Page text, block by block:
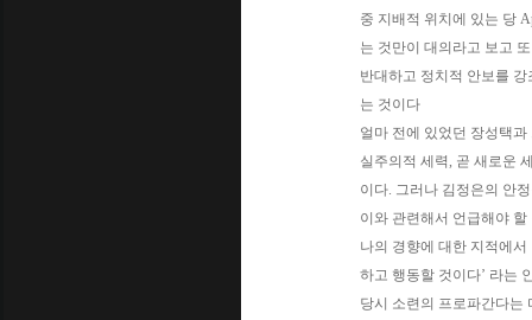
중 지배적 위치에 있는 당
는 것만이 대의라고 보고
반대하고 정치적 안보를
는 것이다
얼마 전에 있었던 장성택
실주의적 세력, 곧 새로운
이다. 그러나 김정은의 안
이와 관련해서 언급해야
나의 경향에 대한 지적에
하고 행동할 것이다’ 라는
당시 소련의 프로파간다는